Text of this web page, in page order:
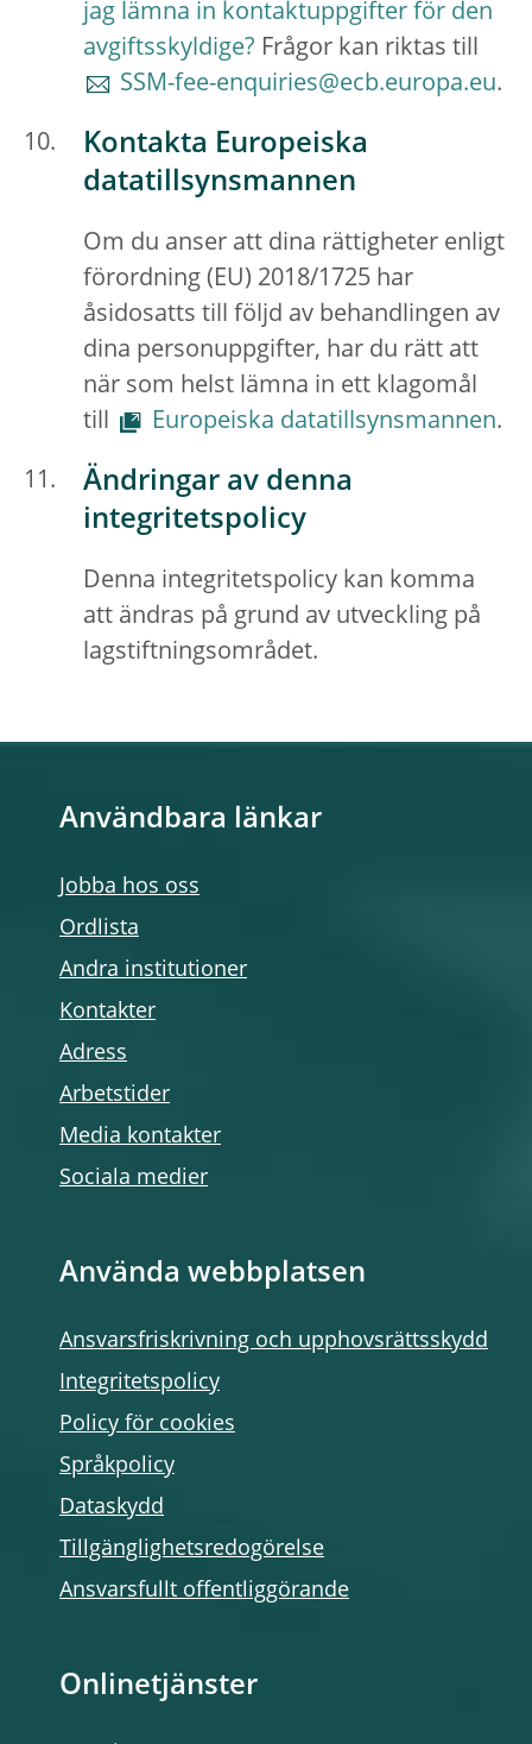
jag lämna in kontaktuppgifter för den
avgiftsskyldige? Frågor kan riktas till
SSM-fee-enquiries@ecb.europa.eu.
Kontakta Europeiska
datatillsynsmannen
Om du anser att dina rättigheter enligt
förordning (EU) 2018/1725 har
åsidosatts till följd av behandlingen av
dina personuppgifter, har du rätt att
när som helst lämna in ett klagomål
till
Europeiska datatillsynsmannen.
Ändringar av denna
integritetspolicy
Denna integritetspolicy kan komma
att ändras på grund av utveckling på
lagstiftningsområdet.
Användbara länkar
Jobba hos oss
Ordlista
Andra institutioner
Kontakter
Adress
Arbetstider
Media kontakter
Sociala medier
Använda webbplatsen
Ansvarsfriskrivning och upphovsrättsskydd
Integritetspolicy
Policy för cookies
Språkpolicy
Dataskydd
Tillgänglighetsredogörelse
Ansvarsfullt offentliggörande
Onlinetjänster